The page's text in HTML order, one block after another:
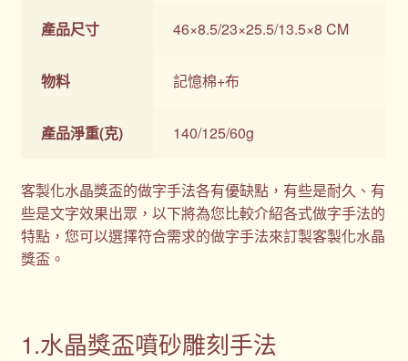
產品尺寸 46×8.5/23×25.5/13.5×8 CM
物料 記憶棉+布
產品淨重(克) 140/125/60g
客製化水晶獎盃的做字手法各有優缺點，有些是耐久、有
些是文字效果出眾，以下將為您比較介紹各式做字手法的
特點，您可以選擇符合需求的做字手法來訂製客製化水晶
獎盃。
1.水晶獎盃噴砂雕刻手法